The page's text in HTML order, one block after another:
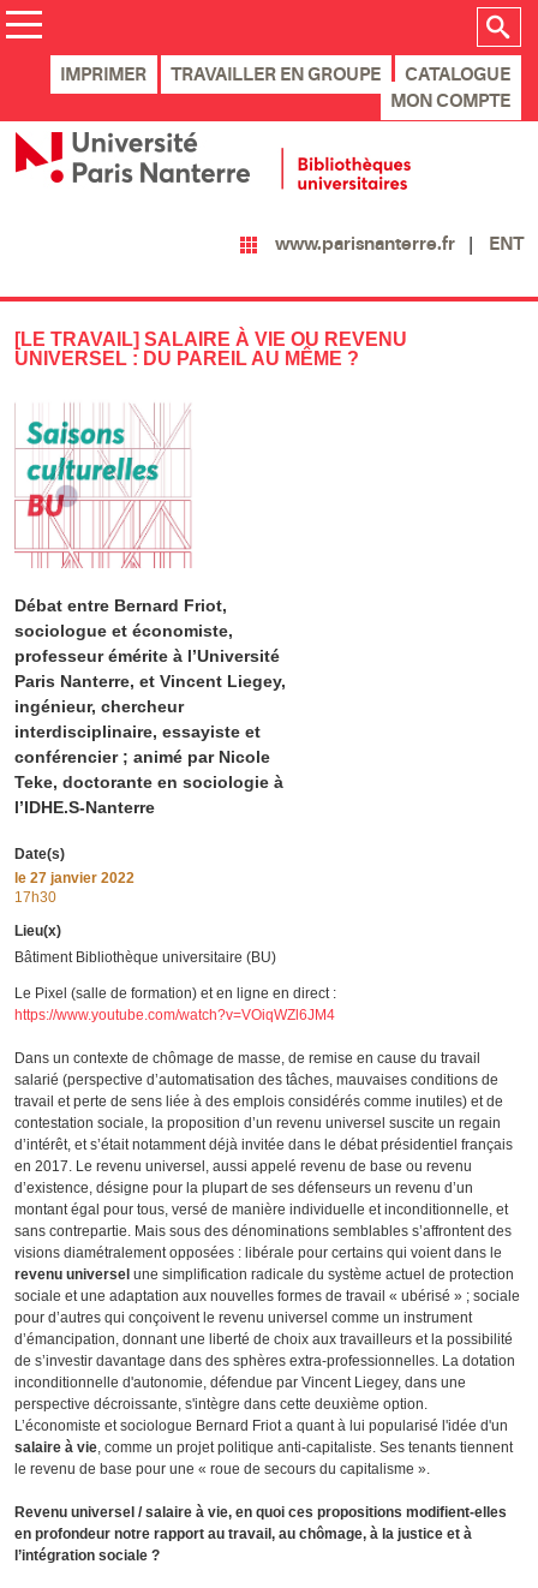
IMPRIMER TRAVAILLER EN GROUPE
CATALOGUE
MON COMPTE
www.parisnanterre.fr ENT
[LE TRAVAIL] SALAIRE À VIE OU REVENU
UNIVERSEL : DU PAREIL AU MÊME ?
Débat entre Bernard Friot,
sociologue et économiste,
professeur émérite à l’Université
Paris Nanterre, et Vincent Liegey,
ingénieur, chercheur
interdisciplinaire, essayiste et
conférencier ; animé par Nicole
Teke, doctorante en sociologie à
l’IDHE.S-Nanterre
Date(s)
le 27 janvier 2022
17h30
Lieu(x)
Bâtiment Bibliothèque universitaire (BU)
Le Pixel (salle de formation) et en ligne en direct :
https://www.youtube.com/watch?v=VOiqWZl6JM4
Dans un contexte de chômage de masse, de remise en cause du travail
salarié (perspective d’automatisation des tâches, mauvaises conditions de
travail et perte de sens liée à des emplois considérés comme inutiles) et de
contestation sociale, la proposition d’un revenu universel suscite un regain
d’intérêt, et s’était notamment déjà invitée dans le débat présidentiel français
en 2017. Le revenu universel, aussi appelé revenu de base ou revenu
d’existence, désigne pour la plupart de ses défenseurs un revenu d’un
montant égal pour tous, versé de manière individuelle et inconditionnelle, et
sans contrepartie. Mais sous des dénominations semblables s’affrontent des
visions diamétralement opposées : libérale pour certains qui voient dans le
revenu universel une simplification radicale du système actuel de protection
sociale et une adaptation aux nouvelles formes de travail « ubérisé » ; sociale
pour d’autres qui conçoivent le revenu universel comme un instrument
d’émancipation, donnant une liberté de choix aux travailleurs et la possibilité
de s’investir davantage dans des sphères extra-professionnelles. La dotation
inconditionnelle d'autonomie, défendue par Vincent Liegey, dans une
perspective décroissante, s'intègre dans cette deuxième option.
L’économiste et sociologue Bernard Friot a quant à lui popularisé l'idée d'un
salaire à vie , comme un projet politique anti-capitaliste. Ses tenants tiennent
le revenu de base pour une « roue de secours du capitalisme ».
Revenu universel / salaire à vie, en quoi ces propositions modifient-elles
en profondeur notre rapport au travail, au chômage, à la justice et à
l’intégration sociale ?